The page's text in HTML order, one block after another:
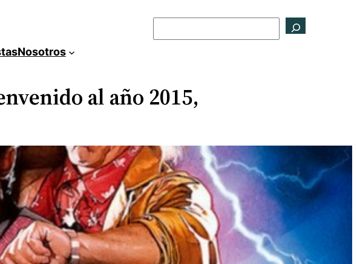
Nosotros
al año 2015,